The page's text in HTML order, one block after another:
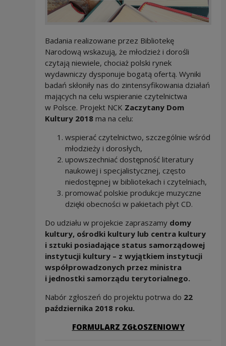
Badania realizowane przez Bibliotekę
Narodową wskazują, że młodzież i dorośli
czytają niewiele, chociaż polski rynek
wydawniczy dysponuje bogatą ofertą. Wyniki
badań skłoniły nas do zintensyfikowania działań
mających na celu wspieranie czytelnictwa
w Polsce. Projekt NCK Zaczytany Dom
Kultury 2018ma na celu:
wspierać czytelnictwo, szczególnie wśród
młodzieży i dorosłych,
upowszechniać dostępność literatury
naukowej i specjalistycznej, często
niedostępnej w bibliotekach i czytelniach,
promować polskie produkcje muzyczne
dzięki obecności w pakietach płyt CD.
Do udziału w projekcie zapraszamy domy
kultury, ośrodki kultury lub centra kultury
i sztuki posiadające status samorządowej
instytucji kultury – z wyjątkiem instytucji
współprowadzonych przez ministra
i jednostki samorządu terytorialnego.
Nabór zgłoszeń do projektu potrwa do 22
października 2018 roku.
FORMULARZ ZGŁOSZENIOWYNote, the